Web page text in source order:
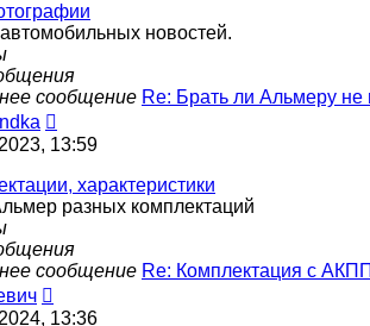
новостей.
сообщение Re: Брать ли Альмеру не
к
сообщению
13:59
характеристики
разных комплектаций
сообщение Re: Комплектация с
к
13:36